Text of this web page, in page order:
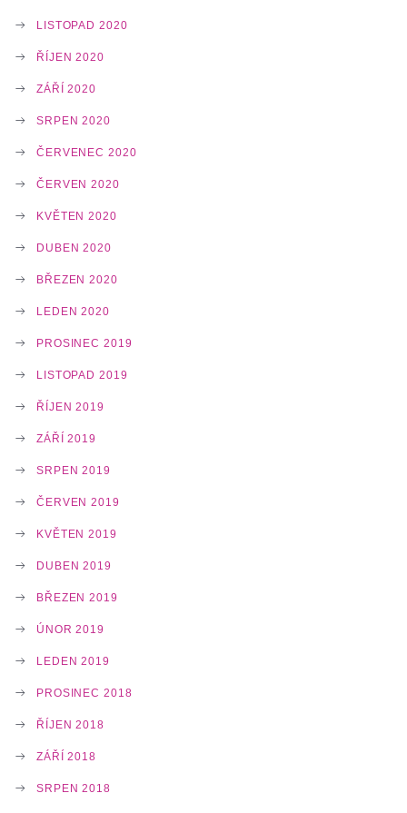
LISTOPAD 2020
ŘÍJEN 2020
ZÁŘÍ 2020
SRPEN 2020
ČERVENEC 2020
ČERVEN 2020
KVĚTEN 2020
DUBEN 2020
BŘEZEN 2020
LEDEN 2020
PROSINEC 2019
LISTOPAD 2019
ŘÍJEN 2019
ZÁŘÍ 2019
SRPEN 2019
ČERVEN 2019
KVĚTEN 2019
DUBEN 2019
BŘEZEN 2019
ÚNOR 2019
LEDEN 2019
PROSINEC 2018
ŘÍJEN 2018
ZÁŘÍ 2018
SRPEN 2018